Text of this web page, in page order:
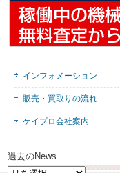
インフォメーション
販売・買取りの流れ
ケイプロ会社案内
過去のNews